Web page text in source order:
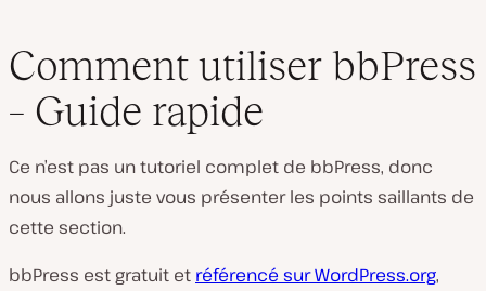
Comment utiliser bbPress
– Guide rapide
Ce n’est pas un tutoriel complet de bbPress, donc
nous allons juste vous présenter les points saillants de
cette section.
bbPress est gratuit et référencé sur WordPress.org,